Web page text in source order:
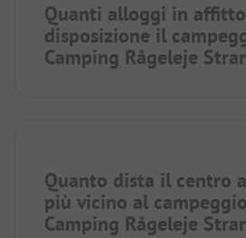
Quanti alloggi in
disposizione il
Camping Rågeleje
Quanto dista il centro
più vicino al
Camping Rågeleje